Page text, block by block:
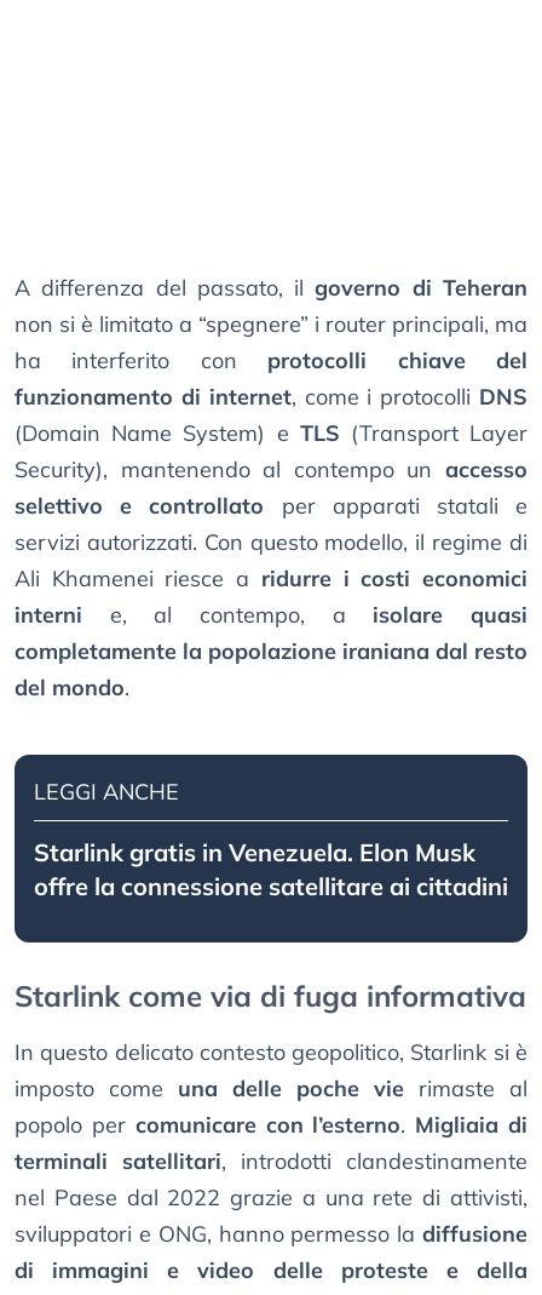
A differenza del passato, ilgoverno di Teheran
non si è limitato a “spegnere” i router principali, ma
ha interferito con protocolli chiave del
funzionamento di internet, come i protocolli DNS
(Domain Name System) e TLS (Transport Layer
Security), mantenendo al contempo un accesso
selettivo e controllato per apparati statali e
servizi autorizzati. Con questo modello, il regime di
Ali Khamenei riesce a ridurre i costi economici
interni e, al contempo, a isolare quasi
completamente la popolazione iraniana dal resto
del mondo.
LEGGI ANCHE
Starlink gratis in Venezuela. Elon Musk
offre la connessione satellitare ai cittadini
Starlink come via di fuga informativa
In questo delicato contesto geopolitico, Starlink si è
imposto come una delle poche vie rimaste al
popolo per comunicare con l’esterno. Migliaia di
terminali satellitari, introdotti clandestinamente
nel Paese dal 2022 grazie a una rete di attivisti,
sviluppatori e ONG, hanno permesso la diffusione
di immagini e video delle proteste e della